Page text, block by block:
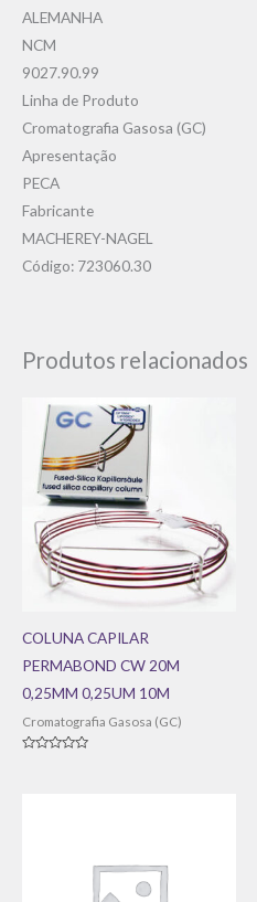
ALEMANHA
NCM
9027.90.99
Linha de Produto
Cromatografia Gasosa (GC)
Apresentação
PECA
Fabricante
MACHEREY-NAGEL
Código: 723060.30
Produtos relacionados
COLUNA CAPILAR
PERMABOND CW 20M
0,25MM 0,25UM 10M
Cromatografia Gasosa (GC)